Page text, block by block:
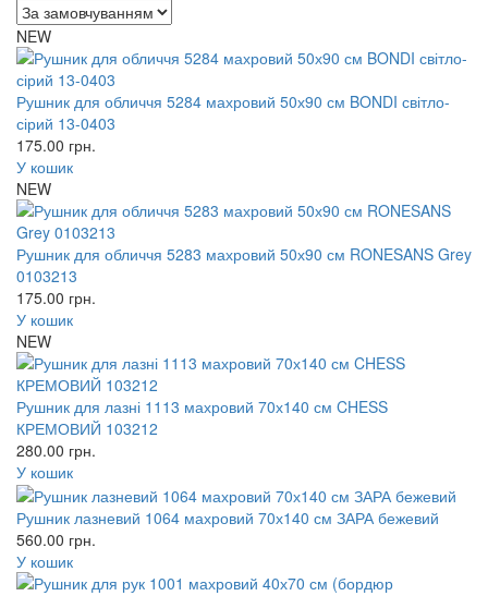
NEW
Рушник для обличчя 5284 махровий 50х90 см BONDI світло-
сірий 13-0403
175.00 грн.
У кошик
NEW
Рушник для обличчя 5283 махровий 50х90 см RONESANS Grey
0103213
175.00 грн.
У кошик
NEW
Рушник для лазні 1113 махровий 70х140 см CHESS
КРЕМОВИЙ 103212
280.00 грн.
У кошик
Рушник лазневий 1064 махровий 70х140 см ЗАРА бежевий
560.00 грн.
У кошик